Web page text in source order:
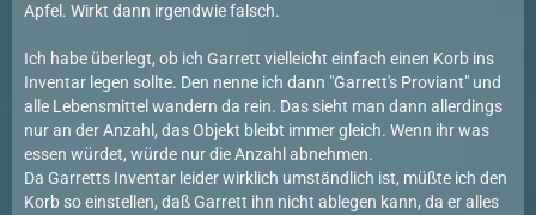
Apfel. Wirkt dann irgendwie falsch.
Ich habe überlegt, ob ich Garrett vielleicht einfach einen Korb ins
Inventar legen sollte. Den nenne ich dann "Garrett's Proviant" und
alle Lebensmittel wandern da rein. Das sieht man dann allerdings
nur an der Anzahl, das Objekt bleibt immer gleich. Wenn ihr was
essen würdet, würde nur die Anzahl abnehmen.
Da Garretts Inventar leider wirklich umständlich ist, müßte ich den
Korb so einstellen, daß Garrett ihn nicht ablegen kann, da er alles